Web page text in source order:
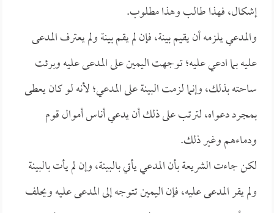
إشكال، فهذا طالب وهذا مطلوب.
والمدعي يلزمه أن يقيم بينة، فإن لم يقم بينة ولم يعترف المدعى
عليه بما ادعي عليه؛ توجهت اليمين على المدعى عليه وبرئت
ساحته بذلك، وإنما لزمت البينة على المدعي؛ لأنه لو كان يعطى
بمجرد دعواه، لترتب على ذلك أن يدعي أناس أموال قوم
ودماءهم وغير ذلك.
لكن جاءت الشريعة بأن المدعي يأتي بالبينة، وإن لم يأت بالبينة
ولم يقر المدعى عليه، فإن اليمين تتوجه إلى المدعى عليه ويحلف